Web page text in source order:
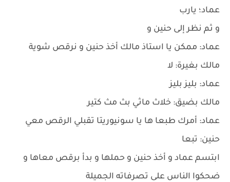
عماد؛ يارب
و ثم نظر إلى حنين و
عماد: ممكن يا استاذ مالك أخذ حنين و نرقص شوية
مالك بغيرة: لا
عماد: بليز بليز
مالك بضيق: خلاث ماثي بث مث كتير
عماد: أمرك طبعا ها يا سونيوريتا تقبلي الرقص معي
حنين: تبعا
ابتسم عماد و أخذ حنين و حملها و بدأ برقص معاها و
ضحكوا الناس على تصرفاته الجميلة